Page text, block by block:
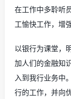
在工作中多聆听
工愉快工作，增
以银行为课堂，
加人们的金融知
入到我行业务中
行的工作，并向